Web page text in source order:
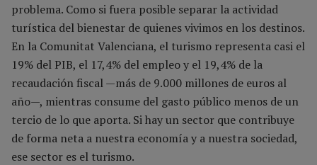
problema. Como si fuera posible separar la actividad
turística del bienestar de quienes vivimos en los destinos.
En la Comunitat Valenciana, el turismo representa casi el
19% del PIB, el 17,4% del empleo y el 19,4% de la
recaudación fiscal —más de 9.000 millones de euros al
año—, mientras consume del gasto público menos de un
tercio de lo que aporta. Si hay un sector que contribuye
de forma neta a nuestra economía y a nuestra sociedad,
ese sector es el turismo.